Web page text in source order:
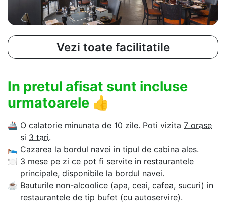
Vezi toate facilitatile
In pretul afisat sunt incluse
urmatoarele 👍
🚢 O calatorie minunata de 10 zile. Poti vizita 7 orase
si 3 tari.
🛌 Cazarea la bordul navei in tipul de cabina ales.
🍽 3 mese pe zi ce pot fi servite in restaurantele
principale, disponibile la bordul navei.
☕ Bauturile non-alcoolice (apa, ceai, cafea, sucuri) in
restaurantele de tip bufet (cu autoservire).